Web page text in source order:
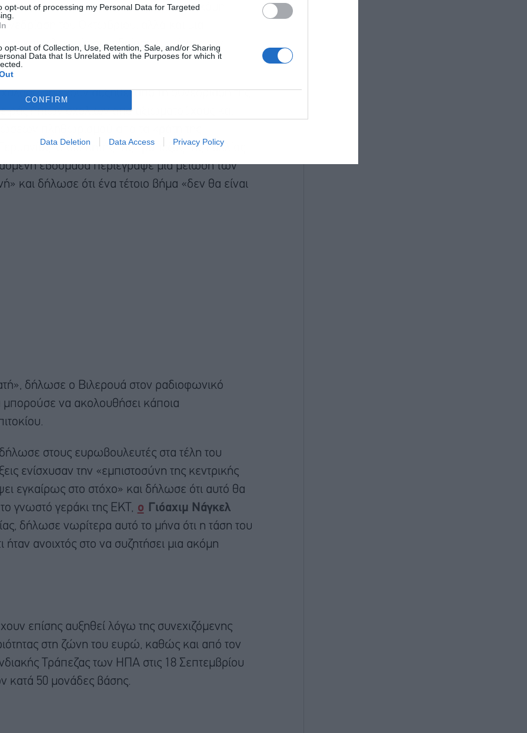
opt-out of processing my Personal Data for Targeted
opt-out of Collection, Use, Retention, Sale, and/or Sharing
Data that Is Unrelated with the Purposes for which it
CONFIRM
Data Deletion Data Access Privacy Policy
είχαν τιμολογήσει όχι μόνο μια ακόμη
του Οκτωβρίου, αλλά και μια
και τελευταία συνεδρίαση του έτους τον
χαλάρωση έχουν αυξηθεί από τη συνεδρίαση της
ήπιων σχολίων από αξιωματούχους και
πληθωρισμού από τα κράτη της
Ο διοικητής της Τράπεζας της Γαλλίας
εβδομάδα περιέγραψε μια μείωση των
και δήλωσε ότι ένα τέτοιο βήμα «δεν θα είναι
δήλωσε ο Βιλερουά στον ραδιοφωνικό
μπορούσε να ακολουθήσει κάποια
δήλωσε στους ευρωβουλευτές στα τέλη του
ενίσχυσαν την «εμπιστοσύνη της κεντρικής
εγκαίρως στο στόχο» και δήλωσε ότι αυτό θα
γνωστό γεράκι της ΕΚΤ, ο
Γιόαχιμ Νάγκελ
δήλωσε νωρίτερα αυτό το μήνα ότι η τάση του
ανοιχτός στο να συζητήσει μια ακόμη
επίσης αυξηθεί λόγω της συνεχιζόμενης
στη ζώνη του ευρώ, καθώς και από τον
Τράπεζας των ΗΠΑ στις 18 Σεπτεμβρίου
κατά 50 μονάδες βάσης.